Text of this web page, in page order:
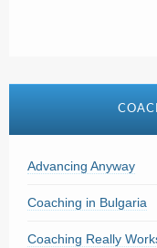
Advancing Anyway
Coaching in Bulgaria
Coaching Really